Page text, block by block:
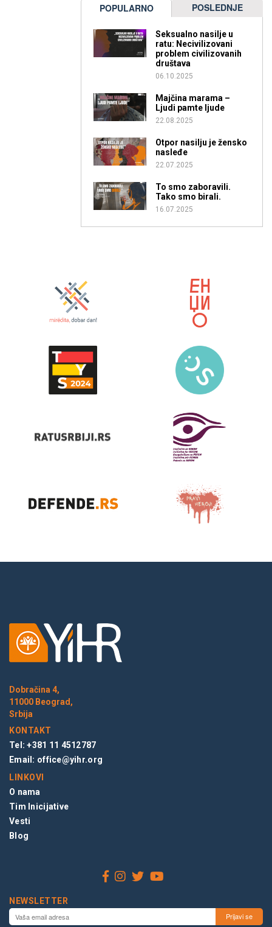
POPULARNO POSLEDNJE
Seksualno nasilje u
ratu: Necivilizovani
problem civilizovanih
društava
06.10.2025
Majčina marama –
Ljudi pamte ljude
22.08.2025
Otpor nasilju je žensko
nasleđe
22.07.2025
To smo zaboravili.
Tako smo birali.
16.07.2025
Dobračina 4,
11000 Beograd,
Srbija
KONTAKT
Tel: +381 11 4512787
Email: office@yihr.org
LINKOVI
O nama
Tim Inicijative
Vesti
Blog
NEWSLETTER